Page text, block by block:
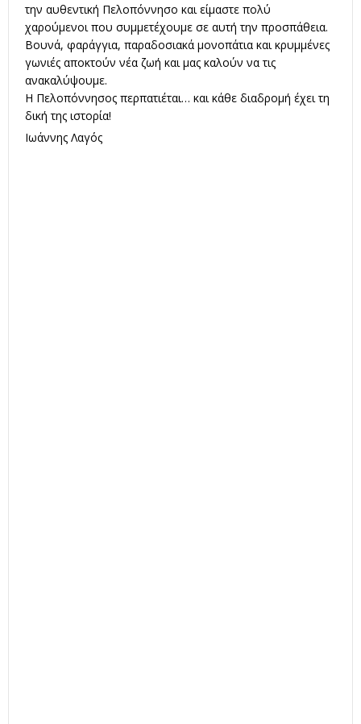
την αυθεντική Πελοπόννησο και είμαστε πολύ
χαρούμενοι που συμμετέχουμε σε αυτή την προσπάθεια.
Βουνά, φαράγγια, παραδοσιακά μονοπάτια και κρυμμένες
γωνιές αποκτούν νέα ζωή και μας καλούν να τις
ανακαλύψουμε.
Η Πελοπόννησος περπατιέται… και κάθε διαδρομή έχει τη
δική της ιστορία!
Ιωάννης Λαγός